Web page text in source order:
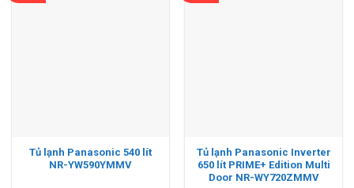
Tủ lạnh Panasonic 540 lít
NR-YW590YMMV
Tủ lạnh Panasonic Inverter
650 lít PRIME+ Edition Multi
Door NR-WY720ZMMV